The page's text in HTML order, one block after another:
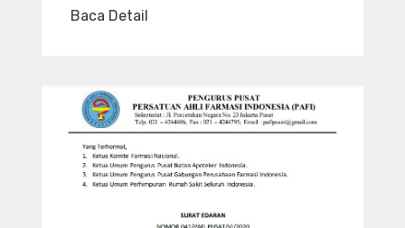
Baca Detail